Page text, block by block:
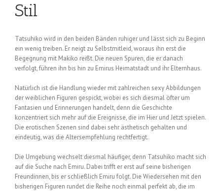
Stil
Tatsuhiko wird in den beiden Bänden ruhiger und lässt sich zu Beginn
ein wenig treiben. Er neigt zu Selbstmitleid, woraus ihn erst die
Begegnung mit Makiko reißt. Die neuen Spuren, die er danach
verfolgt, führen ihn bis hin zu Emirus Heimatstadt und ihr Elternhaus.
Natürlich ist die Handlung wieder mit zahlreichen sexy Abbildungen
der weiblichen Figuren gespickt, wobei es sich diesmal öfter um
Fantasien und Erinnerungen handelt, denn die Geschichte
konzentriert sich mehr auf die Ereignisse, die im Hier und Jetzt spielen.
Die erotischen Szenen sind dabei sehr ästhetisch gehalten und
eindeutig, was die Altersempfehlung rechtfertigt.
Die Umgebung wechselt diesmal häufiger, denn Tatsuhiko macht sich
auf die Suche nach Emiru. Dabei trifft er erst auf seine bisherigen
Freundinnen, bis er schließlich Emiru folgt. Die Wiedersehen mit den
bisherigen Figuren rundet die Reihe noch einmal perfekt ab, die im